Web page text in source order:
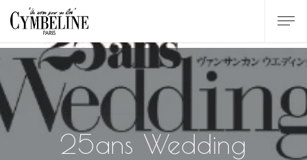
25ans Wedding